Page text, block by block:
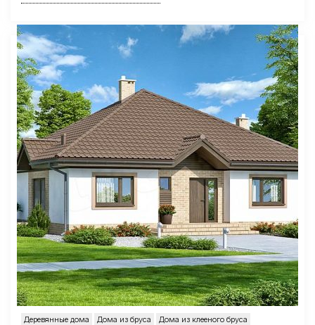
Деревянные дома Дома из бруса Дома из клееного бруса